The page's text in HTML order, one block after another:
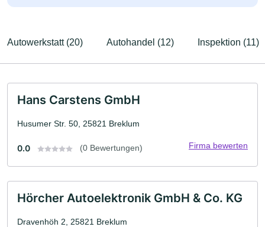
Autowerkstatt (20) Autohandel (12) Inspektion (11)
Hans Carstens GmbH
Husumer Str. 50, 25821 Breklum
0.0 (0 Bewertungen) Firma bewerten
Hörcher Autoelektronik GmbH & Co. KG
Dravenhöh 2, 25821 Breklum